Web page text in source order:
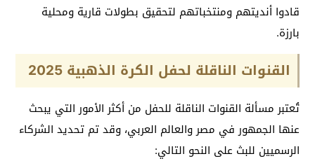
قادوا أنديتهم ومنتخباتهم لتحقيق بطولات قارية ومحلية
بارزة.
القنوات الناقلة لحفل الكرة الذهبية 2025
تُعتبر مسألة القنوات الناقلة للحفل من أكثر الأمور التي يبحث
عنها الجمهور في مصر والعالم العربي، وقد تم تحديد الشركاء
الرسميين للبث على النحو التالي: